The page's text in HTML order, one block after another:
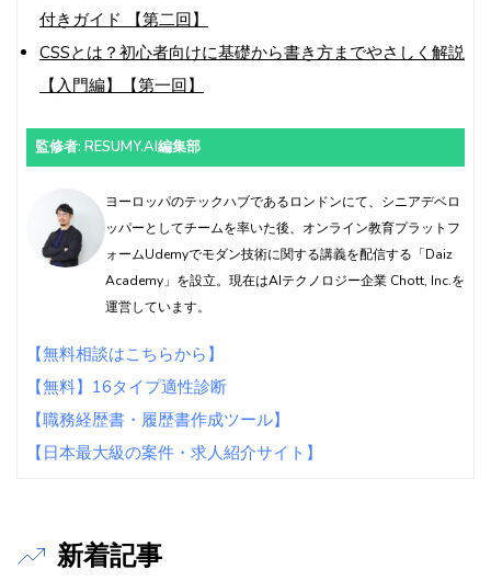
付きガイド 【第二回】
CSSとは？初心者向けに基礎から書き方までやさしく解説
【入門編】【第一回】
監修者: RESUMY.AI編集部
ヨーロッパのテックハブであるロンドンにて、シニアデベロ
ッパーとしてチームを率いた後、オンライン教育プラットフ
ォームUdemyでモダン技術に関する講義を配信する「Daiz
Academy」を設立。現在はAIテクノロジー企業 Chott, Inc.を
運営しています。
【無料相談はこちらから】
【無料】16タイプ適性診断
【職務経歴書・履歴書作成ツール】
【日本最大級の案件・求人紹介サイト】
新着記事